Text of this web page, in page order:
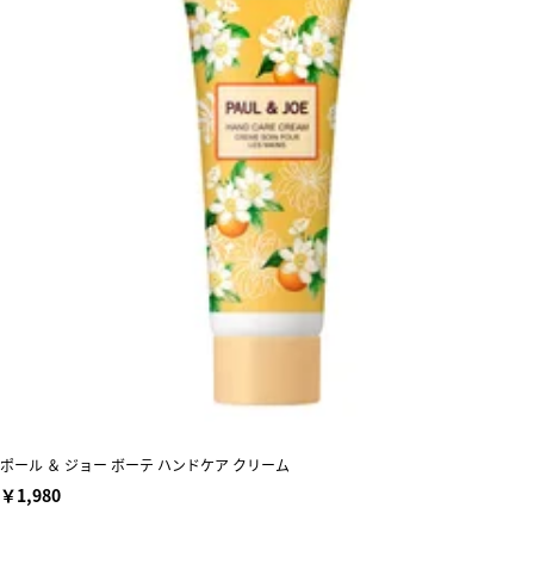
ポール ＆ ジョー ボーテ ハンドケア クリーム
￥1,980